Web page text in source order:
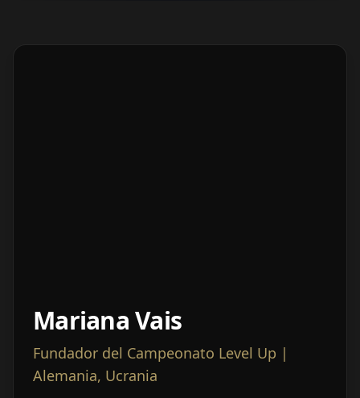
Mariana Vais
Fundador del Campeonato Level Up |
Alemania, Ucrania